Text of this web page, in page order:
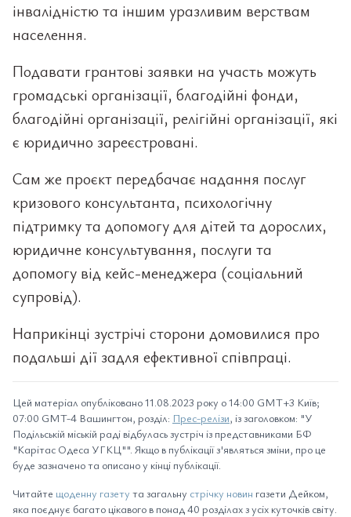
інвалідністю та іншим уразливим верствам
населення.
Подавати грантові заявки на участь можуть
громадські організації, благодійні фонди,
благодійні організації, релігійні організації, які
є юридично зареєстровані.
Сам же проєкт передбачає надання послуг
кризового консультанта, психологічну
підтримку та допомогу для дітей та дорослих,
юридичне консультування, послуги та
допомогу від кейс-менеджера (соціальний
супровід).
Наприкінці зустрічі сторони домовилися про
подальші дії задля ефективної співпраці.
Цей матеріал опубліковано 11.08.2023 року о 14:00 GMT+3 Київ;
07:00 GMT-4 Вашингтон, розділ: Прес-релізи, із заголовком: "У
Подільській міській раді відбулась зустріч із представниками БФ
"Карітас Одеса УГКЦ"". Якщо в публікації з'являться зміни, про це
буде зазначено та описано у кінці публікації.
Читайте щоденну газету та загальну стрічку новин газети Дейком,
яка поєднує багато цікавого в понад 40 розділах з усіх куточків світу.